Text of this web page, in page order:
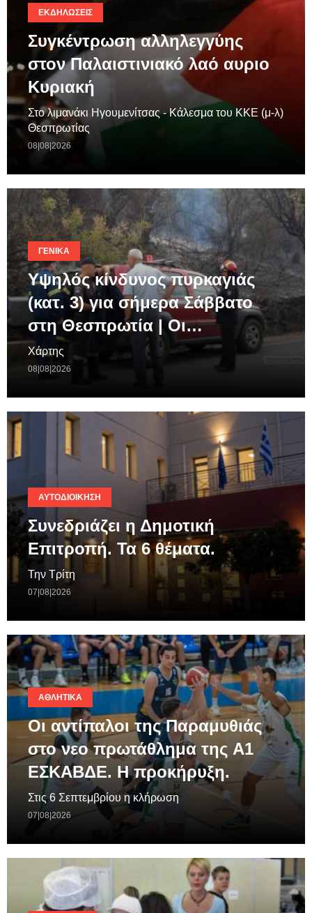
ΕΚΔΗΛΏΣΕΙΣ
Συγκέντρωση αλληλεγγύης
στον Παλαιστινιακό λαό αυριο
Κυριακή
Στο λιμανάκι Ηγουμενίτσας - Κάλεσμα του ΚΚΕ (μ-λ)
Θεσπρωτίας
08|08|2026
ΓΕΝΙΚΆ
Υψηλός κίνδυνος πυρκαγιάς
(κατ. 3) για σήμερα Σάββατο
στη Θεσπρωτία | Οι…
Χάρτης
08|08|2026
ΑΥΤΟΔΙΟΊΚΗΣΗ
Συνεδριάζει η Δημοτική
Επιτροπή. Τα 6 θέματα.
Την Τρίτη
07|08|2026
ΑΘΛΗΤΙΚΆ
Οι αντίπαλοι της Παραμυθιάς
στο νεο πρωτάθλημα της A1
ΕΣΚΑΒΔΕ. Η προκήρυξη.
Στις 6 Σεπτεμβρίου η κλήρωση
07|08|2026